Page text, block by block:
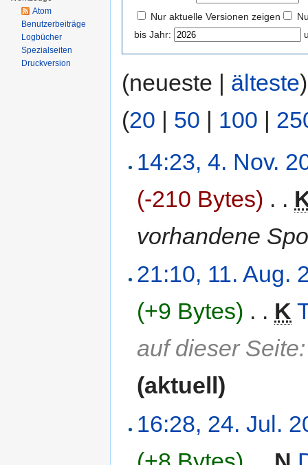
Nur aktuelle Versionen zeigen
bis Jahr:
(neueste | älteste
(20 | 50 | 100 |
14:23, 4. Nov.
(-210 Bytes) . .
vorhandene
21:10, 11. Aug.
(+9 Bytes) . . K
auf dieser
(aktuell)
16:28, 24. Jul.
Atom
Benutzerbeiträge
Logbücher
Spezialseiten
Druckversion